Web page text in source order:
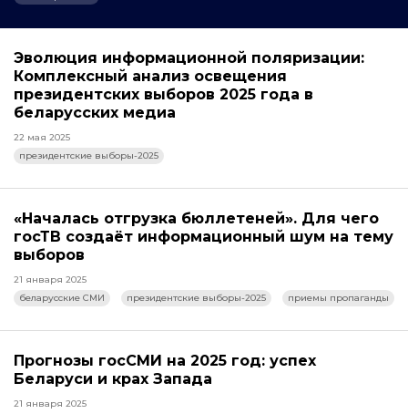
Эволюция информационной поляризации:
Комплексный анализ освещения
президентских выборов 2025 года в
беларусских медиа
22 мая 2025
президентские выборы-2025
«Началась отгрузка бюллетеней». Для чего
госТВ создаёт информационный шум на тему
выборов
21 января 2025
беларусские СМИ
президентские выборы-2025 приемы пропаганды
Прогнозы госСМИ на 2025 год: успех
Беларуси и крах Запада
21 января 2025